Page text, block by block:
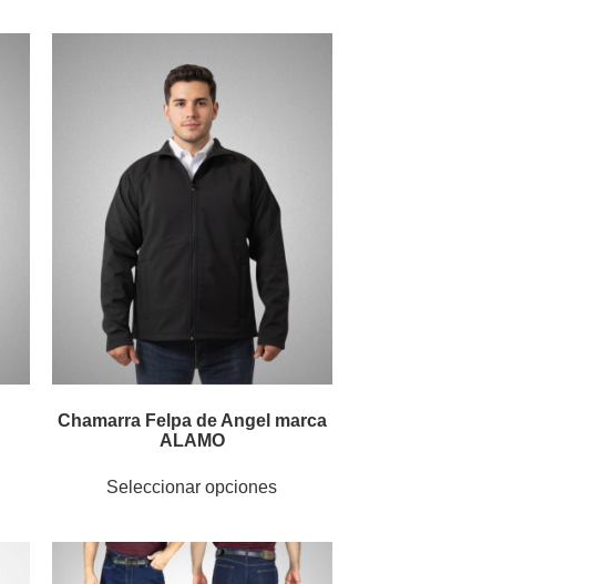
Chamarra Felpa de Angel marca
ALAMO
Seleccionar opciones